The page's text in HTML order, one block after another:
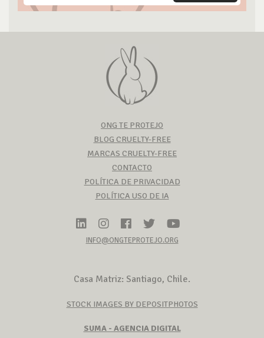
ONG TE PROTEJO
BLOG CRUELTY-FREE
MARCAS CRUELTY-FREE
CONTACTO
POLÍTICA DE PRIVACIDAD
POLÍTICA USO DE IA
INFO@ONGTEPROTEJO.ORG
Casa Matriz: Santiago, Chile.
STOCK IMAGES BY DEPOSITPHOTOS
SUMA - AGENCIA DIGITAL